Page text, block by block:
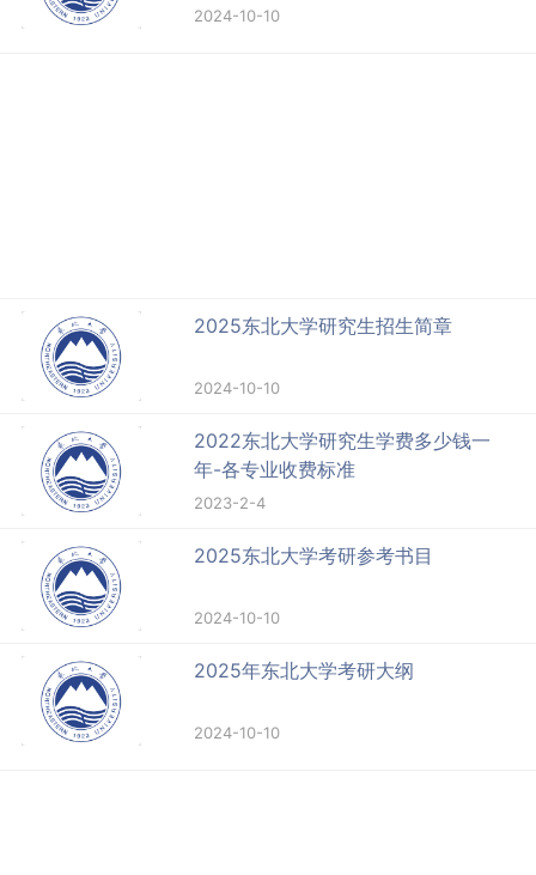
2024-10-10
2025东北大学研究生招生简章
2024-10-10
2022东北大学研究生学费多少钱一
年-各专业收费标准
2023-2-4
2025东北大学考研参考书目
2024-10-10
2025年东北大学考研大纲
2024-10-10